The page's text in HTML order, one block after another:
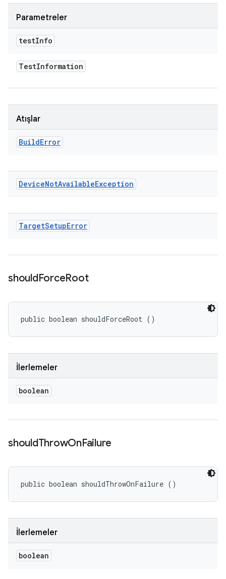
Parametreler
testInfo
TestInformation
Atışlar
BuildError
DeviceNotAvailableException
TargetSetupError
shouldForceRoot
public boolean shouldForceRoot ()
İlerlemeler
boolean
shouldThrowOnFailure
public boolean shouldThrowOnFailure ()
İlerlemeler
boolean